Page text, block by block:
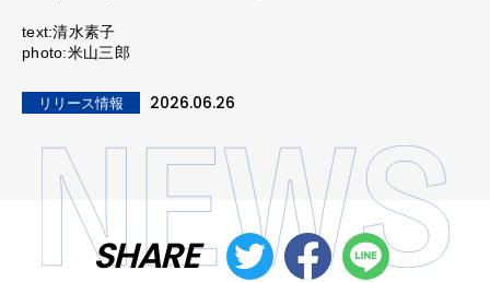
text:清水素子
photo:米山三郎
リリース情報 2026.06.26
SHARE